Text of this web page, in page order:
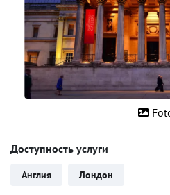
Доступность услуги
Англия Лондон